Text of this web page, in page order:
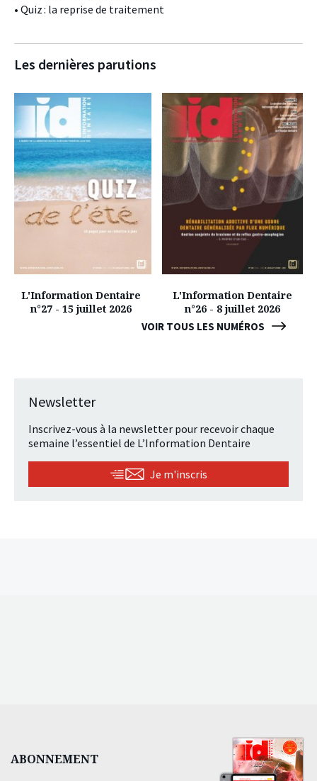
• Quiz : la reprise de traitement
Les dernières parutions
VOIR TOUS LES NUMÉROS
L'Information Dentaire
n°27 - 15 juillet 2026
L'Information Dentaire
n°26 - 8 juillet 2026
Newsletter
Inscrivez-vous à la newsletter pour recevoir chaque
semaine l’essentiel de L’Information Dentaire
Je m'inscris
ABONNEMENT